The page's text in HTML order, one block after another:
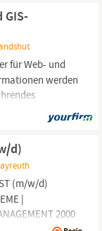
für Web- und
werden
Marktführer in
d)
(m/w/d)
|
2000